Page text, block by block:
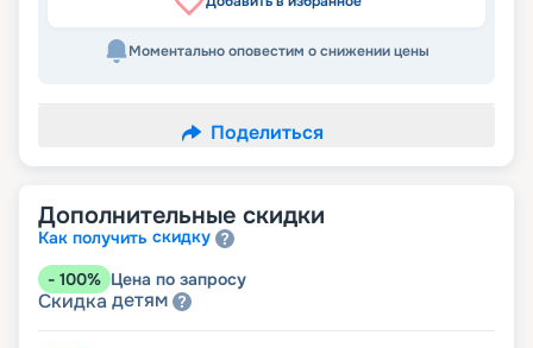
Моментально оповестим о снижении цены
Поделиться
Дополнительные скидки
Как получить скидку
- 100% Цена по запросу
Скидка детям